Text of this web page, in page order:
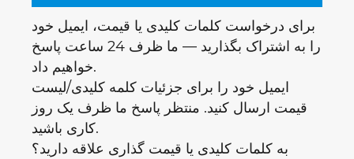
برای درخواست کلمات کلیدی یا قیمت، ایمیل خود
را به اشتراک بگذارید — ما ظرف 24 ساعت پاسخ
خواهیم داد.
ایمیل خود را برای جزئیات کلمه کلیدی/لیست
قیمت ارسال کنید. منتظر پاسخ ما ظرف یک روز
کاری باشید.
به کلمات کلیدی یا قیمت گذاری علاقه دارید؟